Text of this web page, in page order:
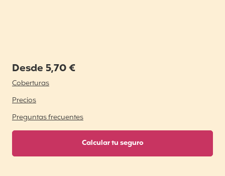
Desde 5,70 €
Coberturas
Precios
Preguntas frecuentes
Calcular tu seguro